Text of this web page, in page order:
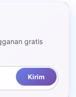
gratis
Kirim